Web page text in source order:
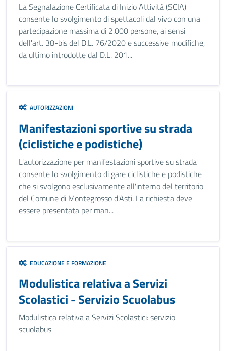
La Segnalazione Certificata di Inizio Attività (SCIA)
consente lo svolgimento di spettacoli dal vivo con una
partecipazione massima di 2.000 persone, ai sensi
dell'art. 38-bis del D.L. 76/2020 e successive modifiche,
da ultimo introdotte dal D.L. 201...
AUTORIZZAZIONI
Manifestazioni sportive su strada
(ciclistiche e podistiche)
L'autorizzazione per manifestazioni sportive su strada
consente lo svolgimento di gare ciclistiche e podistiche
che si svolgono esclusivamente all'interno del territorio
del Comune di Montegrosso d'Asti. La richiesta deve
essere presentata per man...
EDUCAZIONE E FORMAZIONE
Modulistica relativa a Servizi
Scolastici - Servizio Scuolabus
Modulistica relativa a Servizi Scolastici: servizio
scuolabus